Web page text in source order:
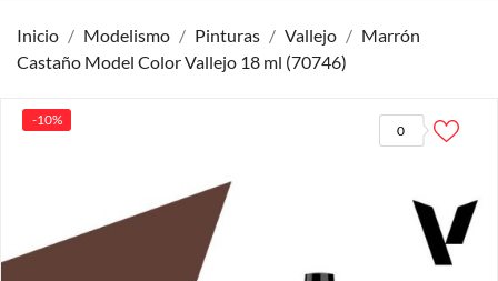
Inicio Modelismo Pinturas Vallejo
Marrón
Castaño Model Color Vallejo 18 ml (70746)
0
-10%